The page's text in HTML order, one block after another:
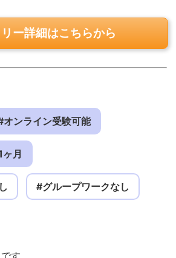
ー詳細はこちらから
オンライン受験可能
月
#グループワークなし